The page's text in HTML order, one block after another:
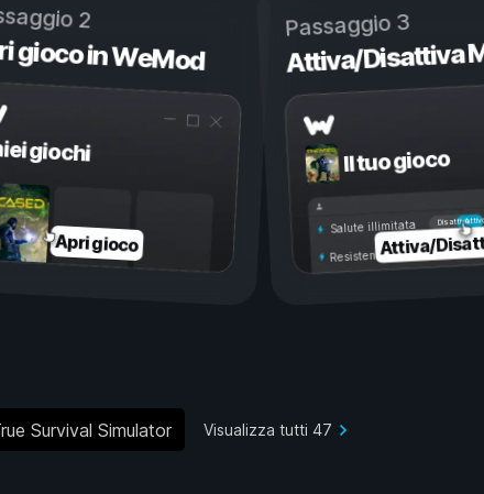
2
gioco in WeMod
giochi
Apri gioco
Passaggio 3
Attiva/Disattiva
Il tuo gioco
Disattivo
Salute illimitata
Resistenza illimitata
Attiva/
Survival Simulator Visualizza tutti 47